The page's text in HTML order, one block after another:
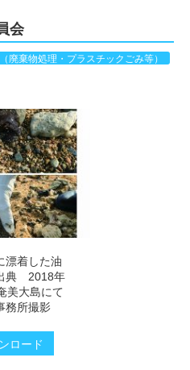
会
廃棄物処理・プラスチックごみ等）
漂着した油
典 2018年
大島にて
務所撮影
ロード